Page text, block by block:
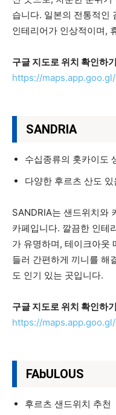
습니다. 일본의 전통적인
인테리어가 인상적이며,
구글 지도로 위치 확인하
https://
SANDRIA
수십종류의 홋카이도
다양한 후르츠 산도
SANDRIA는 샌드위치와
카페입니다. 깔끔한 인테
가 유명하며, 테이크아웃
들러 간편하게 끼니를 해
도 인기 있는 곳입니다.
구글 지도로 위치 확인하
https://
FAbULOUS
후르츠 샌드위치 추천